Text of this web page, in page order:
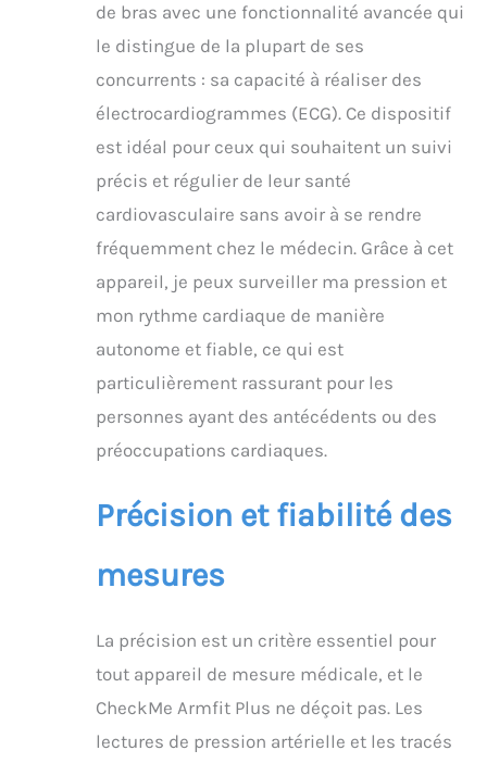
fréquence cardiaque et
de l'ECG ☀️Rapport
d'analyse intelligent : le
AI-ECG Tracker pour la
santé cardiaque crée
votre ECG et effectue
une analyse IA avec des
rapports - Détectez les
rythmes réguliers et 17
référence. Un rapport
facile à lire vous aide à
mieux comprendre
votre état. Vous pouvez
également partager le
rapport avec d'autres
personnes en un seul
clic ☀️Mesure précise &
utilisateurs : les
plusieurs utilisateurs
peuvent être gérés via
rapports, les vérifier et
données sont
enregistrées dans
l'application et peuvent
être suivies et
de bras avec une fonctionnalité avancée qui
le distingue de la plupart de ses
concurrents : sa capacité à réaliser des
électrocardiogrammes (ECG). Ce dispositif
est idéal pour ceux qui souhaitent un suivi
précis et régulier de leur santé
cardiovasculaire sans avoir à se rendre
fréquemment chez le médecin. Grâce à cet
appareil, je peux surveiller ma pression et
mon rythme cardiaque de manière
autonome et fiable, ce qui est
particulièrement rassurant pour les
personnes ayant des antécédents ou des
préoccupations cardiaques.
Précision et fiabilité des
mesures
La précision est un critère essentiel pour
tout appareil de mesure médicale, et le
CheckMe Armfit Plus ne déçoit pas. Les
lectures de pression artérielle et les tracés